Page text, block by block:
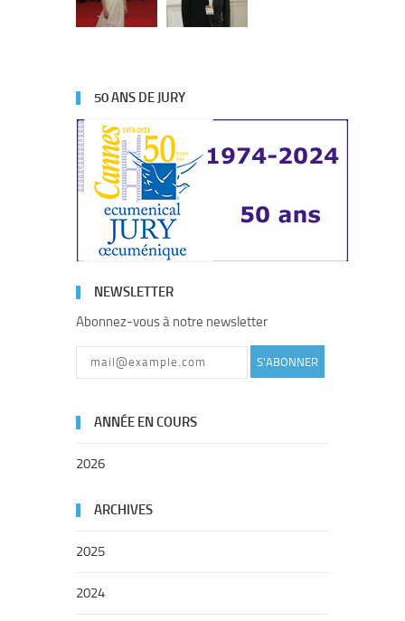
50 ANS DE JURY
NEWSLETTER
Abonnez-vous à notre newsletter
S'ABONNER
ANNÉE EN COURS
2026
ARCHIVES
2025
2024